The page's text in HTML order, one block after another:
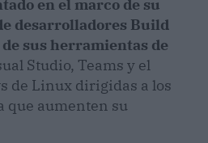
en el marco de su
desarrolladores Build
sus herramientas de
Studio, Teams y el
de Linux dirigidas a los
que aumenten su